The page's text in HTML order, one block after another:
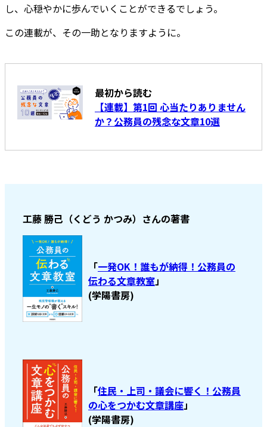
し、心穏やかに歩んでいくことができるでしょう。
この連載が、その一助となりますように。
最初から読む
【連載】第1回 心当たりありません
か？公務員の残念な文章10選
工藤 勝己（くどう かつみ）さんの著書
「一発OK！誰もが納得！公務員の
伝わる文章教室」
(学陽書房)
「住民・上司・議会に響く！公務員
の心をつかむ文章講座」
(学陽書房)